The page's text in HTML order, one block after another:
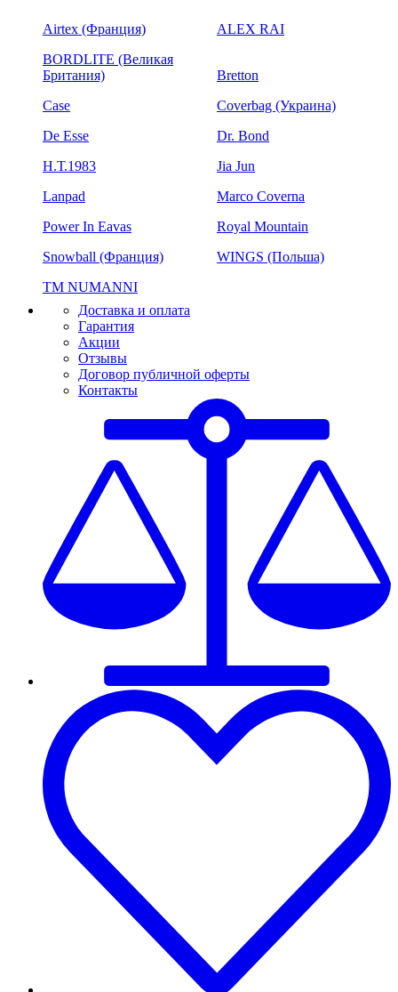
Airtex (Франция)
ALEX RAI
BORDLITE (Великая
Британия)
Bretton
Case
Coverbag (Украина)
De Esse
Dr. Bond
H.Т.1983
Jia Jun
Lanpad
Marco Coverna
Power In Eavas
Royal Mountain
Snowball (Франция)
WINGS (Польша)
ТМ NUMANNI
Доставка и оплата
Гарантия
Акции
Отзывы
Договор публичной оферты
Контакты